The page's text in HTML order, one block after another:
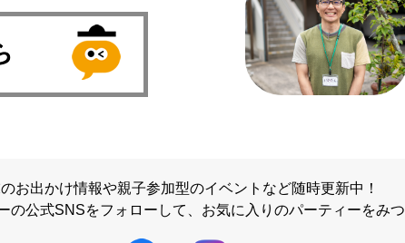
お出かけ情報や親子参加型のイベントなど随時更新中！
の公式SNSをフォローして、
お気に入りのパーティーをみ